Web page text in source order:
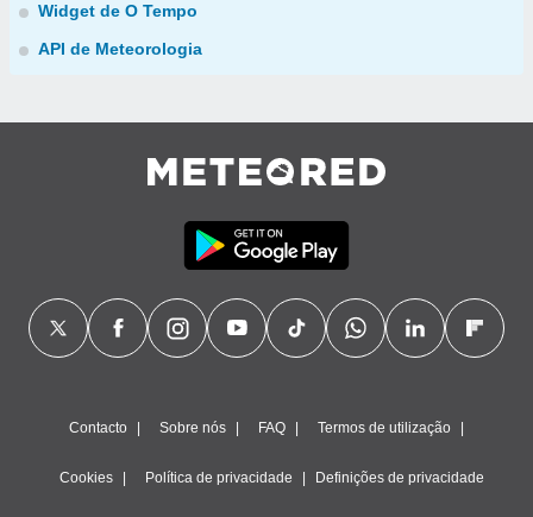
Widget de O Tempo
API de Meteorologia
Contacto Sobre nós FAQ Termos de utilização
Cookies Política de privacidade Definições de privacidade